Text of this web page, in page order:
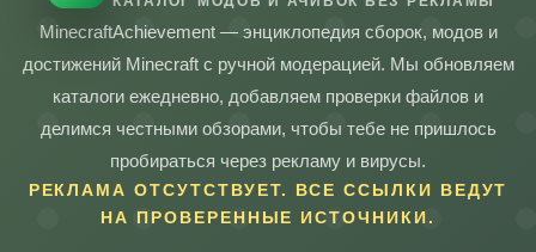
MinecraftAchievement — энциклопедия сборок, модов и
достижений Minecraft с ручной модерацией. Мы обновляем
каталоги ежедневно, добавляем проверки файлов и
делимся честными обзорами, чтобы тебе не пришлось
пробираться через рекламу и вирусы.
РЕКЛАМА ОТСУТСТВУЕТ. ВСЕ ССЫЛКИ ВЕДУТ
НА ПРОВЕРЕННЫЕ ИСТОЧНИКИ.